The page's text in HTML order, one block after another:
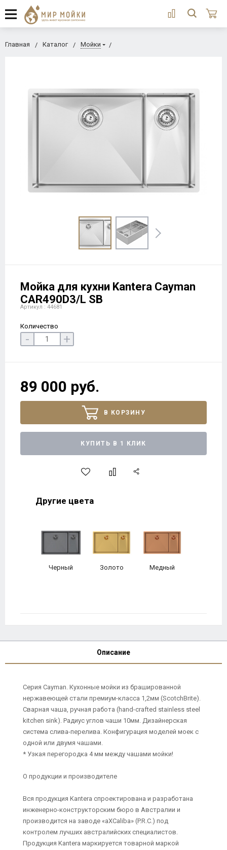
Главная Каталог Мойки
Мойка для кухни Kantera Cayman
CAR490D3/L SB
Артикул : 44681
Количество
- +
89 000 руб.
В КОРЗИНУ
КУПИТЬ В 1 КЛИК
Другие цвета
Черный Золото Медный
Описание
Серия Cayman. Кухонные мойки из брашированной
нержавеющей стали премиум-класса 1,2мм (ScotchBrite).
Сварная чаша, ручная работа (hand-crafted stainless steel
kitchen sink). Радиус углов чаши 10мм. Дизайнерская
система слива-перелива. Конфигурация моделей моек с
одной или двумя чашами.
* Узкая перегородка 4 мм между чашами мойки!
О продукции и производителе
Вся продукция Kantera спроектирована и разработана
инженерно-конструкторским бюро в Австралии и
производится на заводе «aXCaliba» (P.R.C.) под
контролем лучших австралийских специалистов.
Продукция Kantera маркируется товарной маркой